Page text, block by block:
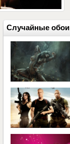
Случайные обои